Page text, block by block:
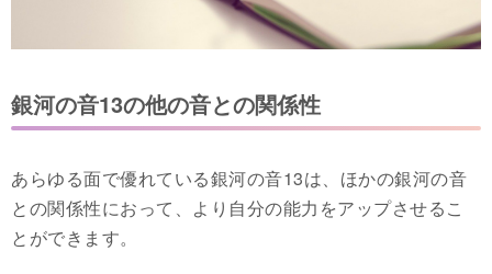
銀河の音13の他の音との関係性
あらゆる面で優れている銀河の音13は、ほかの銀河の音
との関係性におって、より自分の能力をアップさせるこ
とができます。